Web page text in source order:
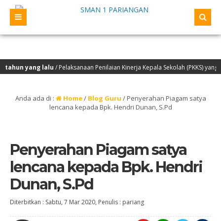
yang lalu/ Pelaksanaan Penilaian Kinerja Kepala Sekolah (PKKS) yang akan
MPK TP 2022/2023 beserta Siswa Berprestasi ke SMA AL-AZHAR Medan
Anda ada di : Home/ Blog Guru /Penyerahan Piagam satya
lencana kepada Bpk. Hendri Dunan, S.Pd
Penyerahan Piagam satya
lencana kepada Bpk. Hendri
Dunan, S.Pd
Diterbitkan : Sabtu, 7 Mar 2020, Penulis : pariang